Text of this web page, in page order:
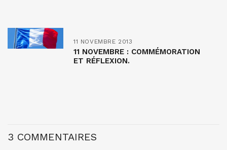
11 NOVEMBRE 2013
11 NOVEMBRE : COMMÉMORATION
ET RÉFLEXION.
3 COMMENTAIRES